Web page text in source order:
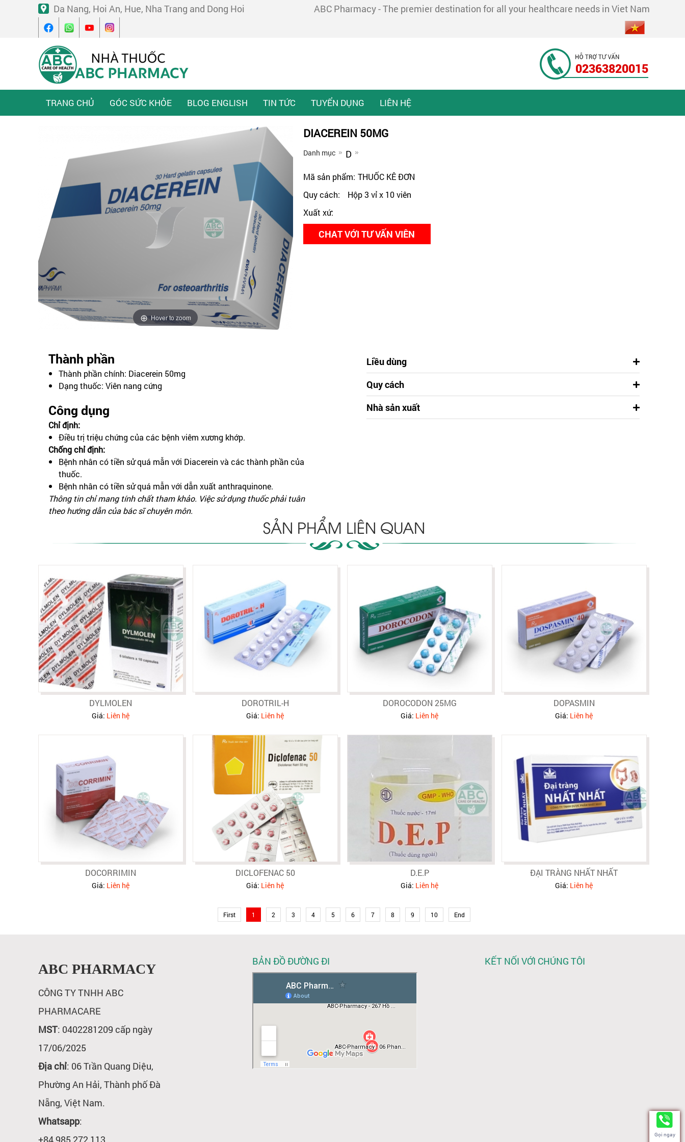
Da Nang, Hoi An, Hue, Nha Trang and Dong Hoi ABC Pharmacy - The premier destination for all your healthcare needs in Viet Nam
02363820015
TRANG CHỦ GÓC SỨC KHỎE BLOG ENGLISH TIN TỨC TUYỂN DỤNG LIÊN HỆ
Hover to zoom
DIACEREIN 50MG
Danh mục D
Mã sản phẩm: THUỐC KÊ ĐƠN
Quy cách:
Hộp 3 vỉ x 10 viên
Xuất xứ:
CHAT VỚI TƯ VẤN VIÊN
Thành phần
Thành phần chính: Diacerein 50mg
Dạng thuốc: Viên nang cứng
Công dụng
Chỉ định:
Điều trị triệu chứng của các bệnh viêm xương khớp.
Chống chỉ định:
Bệnh nhân có tiền sử quá mẫn với Diacerein và các thành phần của
thuốc.
Bệnh nhân có tiền sử quá mẫn với dẫn xuất anthraquinone.
Thông tin chỉ mang tính chất tham khảo. Việc sử dụng thuốc phải tuân
theo hướng dẫn của bác sĩ chuyên môn.
Liều dùng
Quy cách
Nhà sản xuất
SẢN PHẨM LIÊN QUAN
DYLMOLEN
Giá: Liên hệ
DOROTRIL-H
Giá: Liên hệ
DOROCODON 25MG
Giá: Liên hệ
DOPASMIN
Giá: Liên hệ
DOCORRIMIN
Giá: Liên hệ
DICLOFENAC 50
Giá: Liên hệ
D.E.P
Giá: Liên hệ
ĐẠI TRÀNG NHẤT NHẤT
Giá: Liên hệ
First 1 2 3 4 5 6 7 8 9 10 End
ABC PHARMACY
CÔNG TY TNHH ABC
PHARMACARE
MST: 0402281209 cấp ngày
17/06/2025
Địa chỉ: 06 Trần Quang Diệu,
Phường An Hải, Thành phố Đà
Nẵng, Việt Nam.
Whatsapp:
BẢN ĐỒ ĐƯỜNG ĐI KẾT NỐI VỚI CHÚNG TÔI
Gọi ngay